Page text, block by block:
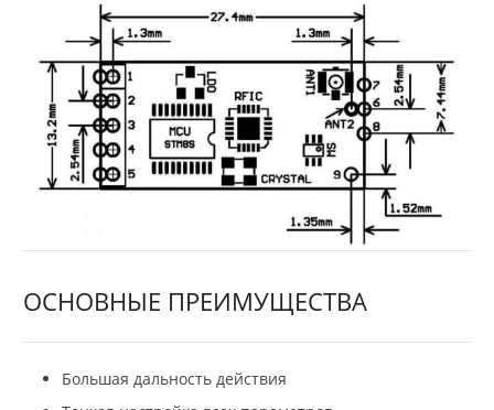
ОСНОВНЫЕ ПРЕИМУЩЕСТВА
Большая дальность действия